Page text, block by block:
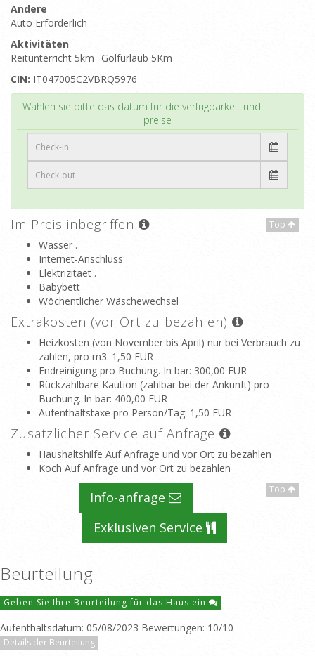
Andere
Auto Erforderlich
Aktivitäten
Reitunterricht 5km
Golfurlaub 5Km
CIN: IT047005C2VBRQ5976
Wählen sie bitte das datum für die verfügbarkeit und
preise
Top
Im Preis inbegriffen
Wasser .
Internet-Anschluss
Elektrizitaet .
Babybett
Wöchentlicher Wäschewechsel
Extrakosten (vor Ort zu bezahlen)
Heizkosten (von November bis April) nur bei Verbrauch zu
zahlen, pro m3: 1,50 EUR
Endreinigung pro Buchung. In bar: 300,00 EUR
Rückzahlbare Kaution (zahlbar bei der Ankunft) pro
Buchung. In bar: 400,00 EUR
Aufenthaltstaxe pro Person/Tag: 1,50 EUR
Zusätzlicher Service auf Anfrage
Haushaltshilfe Auf Anfrage und vor Ort zu bezahlen
Koch Auf Anfrage und vor Ort zu bezahlen
Top
Info-anfrage
Exklusiven Service
Beurteilung
Geben Sie Ihre Beurteilung für das Haus ein
Aufenthaltsdatum: 05/08/2023 Bewertungen: 10/10
Details der Beurteilung